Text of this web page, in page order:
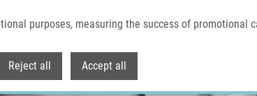
purposes, measuring the success of promotional
Reject all Accept all